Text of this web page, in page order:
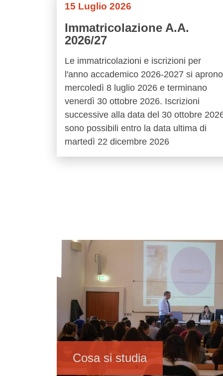
15 Luglio 2026
Immatricolazione A.A.
2026/27
Le immatricolazioni e iscrizioni per
l'anno accademico 2026-2027 si aprono
mercoledì 8 luglio 2026 e terminano
venerdì 30 ottobre 2026. Iscrizioni
successive alla data del 30 ottobre
sono possibili entro la data ultima di
martedì 22 dicembre 2026
Immagine
Cosa si studia